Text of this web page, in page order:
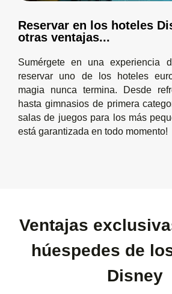
Reservar en los hoteles
otras ventajas...
Sumérgete en una experiencia
reservar uno de los hoteles
magia nunca termina. Desde
hasta gimnasios de primera
salas de juegos para los más
está garantizada en todo momento!
Ventajas
húespedes de
Disney